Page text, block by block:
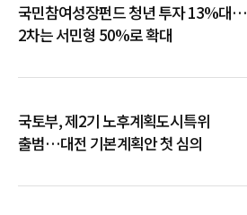
국민참여성장펀드 청년 투자 13%대…
2차는 서민형 50%로 확대
국토부, 제2기 노후계획도시특위
출범…대전 기본계획안 첫 심의